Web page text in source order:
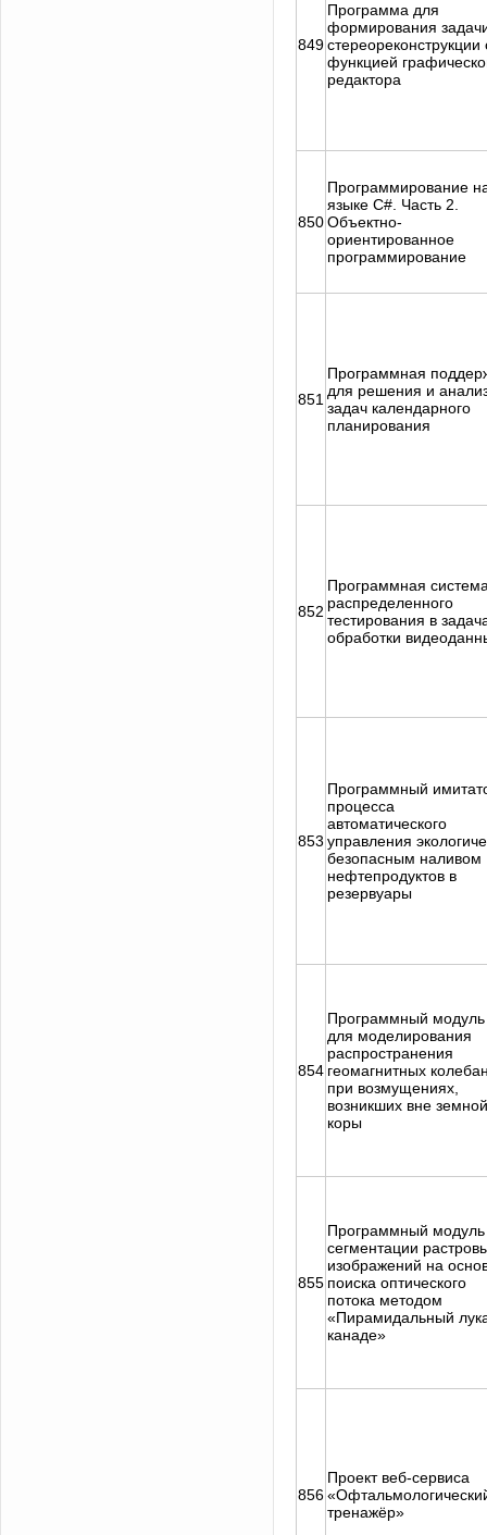
849
Программа для
формирования
стереореконструкции
функцией
редактора
850
Программирование
языке С#. Часть 2.
Объектно-
ориентированное
программирование
851
Программная
для решения и
задач календарного
планирования
852
Программная
распределенного
тестирования в
обработки
853
Программный
процесса
автоматического
управления
безопасным наливом
нефтепродуктов в
резервуары
854
Программный модуль
для моделирования
распространения
геомагнитных
при возмущениях,
возникших вне земной
коры
855
Программный модуль
сегментации
изображений на
поиска оптического
потока методом
«Пирамидальный
канаде»
856
Проект веб-сервиса
тренажёр»